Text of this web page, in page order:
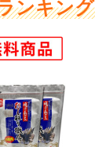
ンキング